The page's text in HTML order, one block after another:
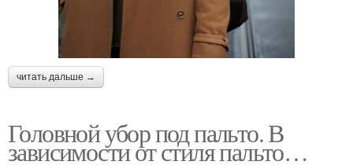
читать дальше →
Головной убор под пальто. В
зависимости от стиля пальто…